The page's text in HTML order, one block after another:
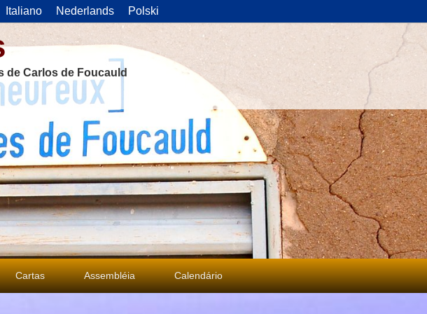
Italiano Nederlands Polski
de Carlos de Foucauld
Cartas Assembléia Calendário